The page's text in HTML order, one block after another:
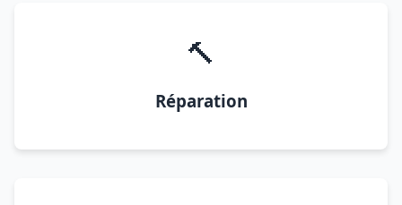
🔨
Réparation